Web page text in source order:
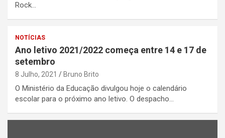
Rock…
NOTÍCIAS
Ano letivo 2021/2022 começa entre 14 e 17 de
setembro
8 Julho, 2021 Bruno Brito
O Ministério da Educação divulgou hoje o calendário
escolar para o próximo ano letivo. O despacho…